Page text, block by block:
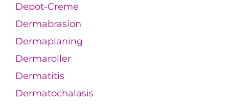
Depot-Creme
Dermabrasion
Dermaplaning
Dermaroller
Dermatitis
Dermatochalasis